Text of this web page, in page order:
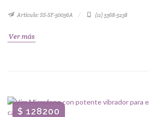
Artículo: SS-SF-50056A (11) 5368-5238
Ver más
$ 128200